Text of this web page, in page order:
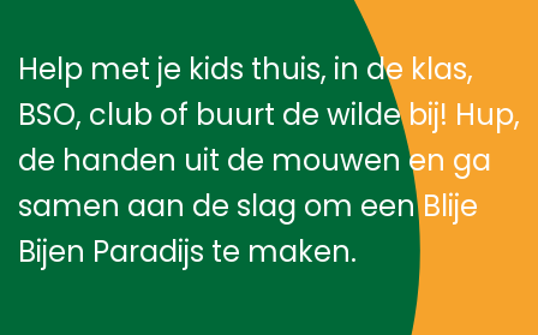
Op de kaart
Doneer
Brigades
Help met je kids thuis, in de klas,
BSO, club of buurt de wilde bij! Hup,
de handen uit de mouwen en ga
samen aan de slag om een Blije
Bijen Paradijs te maken.